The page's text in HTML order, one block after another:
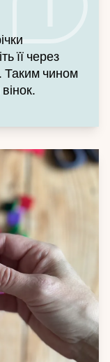
її через
Таким чином